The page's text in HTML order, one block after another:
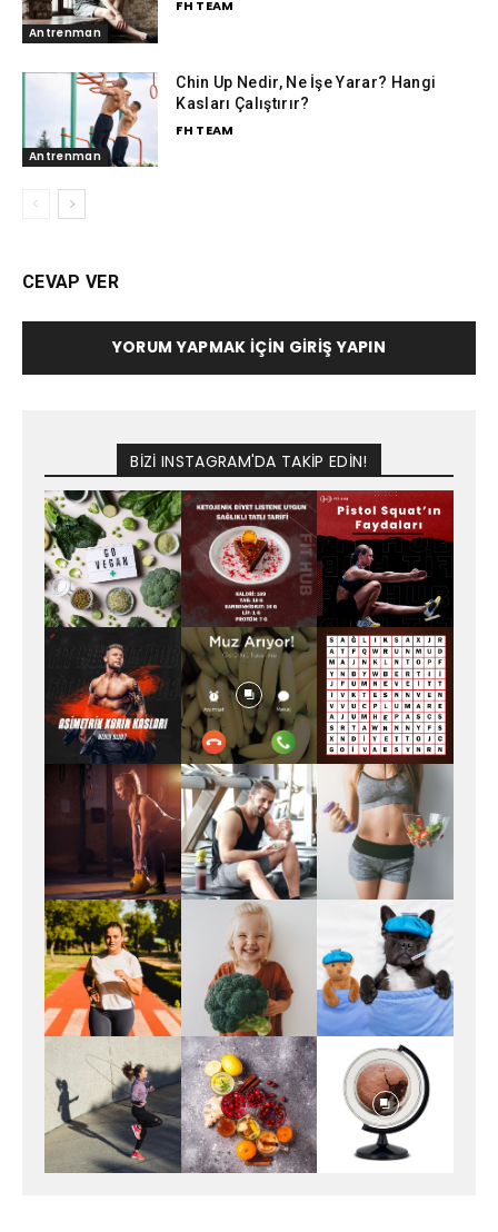
Antrenman
FH TEAM
Antrenman
Chin Up Nedir, Ne İşe Yarar? Hangi
Kasları Çalıştırır?
FH TEAM
CEVAP VER
YORUM YAPMAK İÇIN GIRIŞ YAPIN
BİZİ INSTAGRAM'DA TAKİP EDİN!